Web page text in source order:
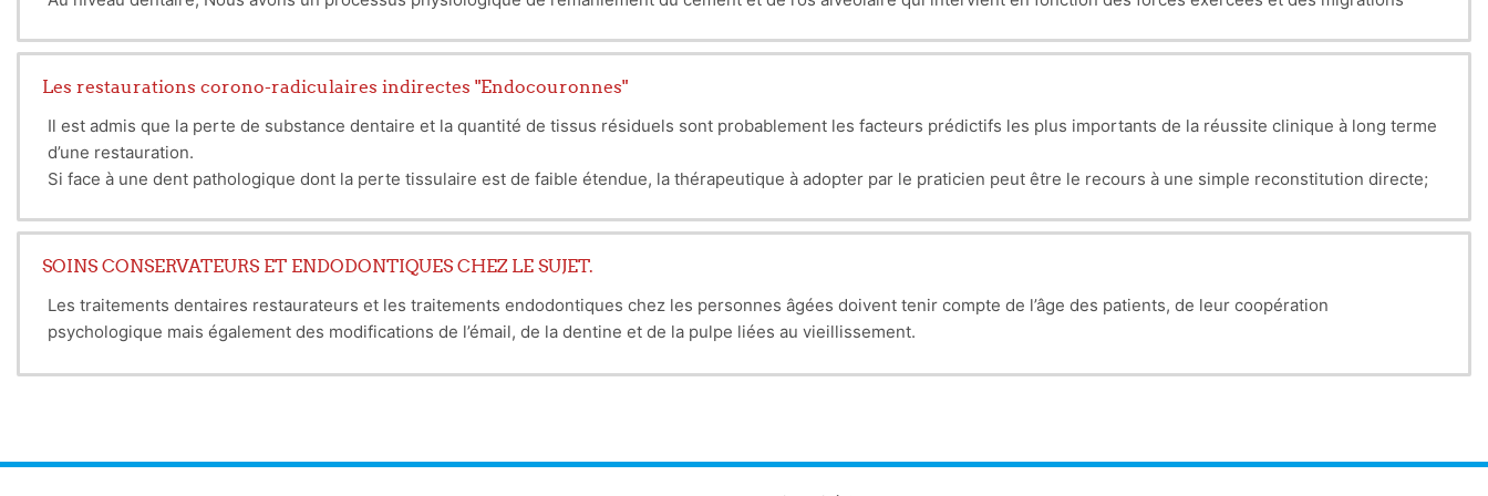
1.Surveillance :
clinique :Poids, constantes vitales, tension artérielle Œdèmes,Examen cardiovasculaire, neurologique chaque jour.Diurèse, chimie des urines tous les jours.
Biologique :fonction rénale;ASLO.
b.Surveillance après la sortieContrôles : 1-2-3-6-12 mois puis chaque 6 mois la 2 èmeannée
× Clinique : poids, TA, Labstix
× Biologique : dosage fraction C 3 6-8 èmesemaine.
Pronostic:est en général bon. Dans la majorité des cas la guérison est complète. Le pronostic vital est mis en jeu dans la phase aigue.Le risque de récidive à la faveur d’une
Prévention:C’est le meilleur traitement des GNA post streptococcique :
Ce phénomène est limité, sans ces remaniements l’os serait cassant comme dans l’ostéoporose.
Les restaurations corono-radiculaires indirectes "Endocouronnes"
Il est admis que la perte de substance dentaire et la quantité de tissus résiduels sont probablement les facteurs prédictifs les plus importants de la réussite clinique à long terme
d’une restauration.
Si face à une dent pathologique dont la perte tissulaire est de faible étendue, la thérapeutique à adopter par le praticien peut être le recours à une simple reconstitution directe;
reconstitution devra être la plus étanche et pérenne possible et pour cela, le chirurgien-dentiste pourra utiliser des techniques de reconstitutions indirectes faisant intervenir
des dispositifs médicaux prothétiques souvent réalisés dans un laboratoire de prothèse.
SOINS CONSERVATEURS ET ENDODONTIQUES CHEZ LE SUJET.
Les traitements dentaires restaurateurs et les traitements endodontiques chez les personnes âgées doivent tenir compte de l’âge des patients, de leur coopération
psychologique mais également des modifications de l’émail, de la dentine et de la pulpe liées au vieillissement.